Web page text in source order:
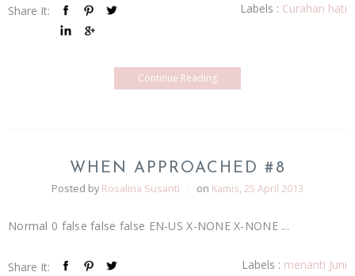
Share It: Labels : Curahan hati
Continue Reading
WHEN APPROACHED #8
Posted by Rosalina Susanti on Kamis, 25 April 2013
Normal 0 false false false EN-US X-NONE X-NONE ...
Share It: Labels : menanti Juni